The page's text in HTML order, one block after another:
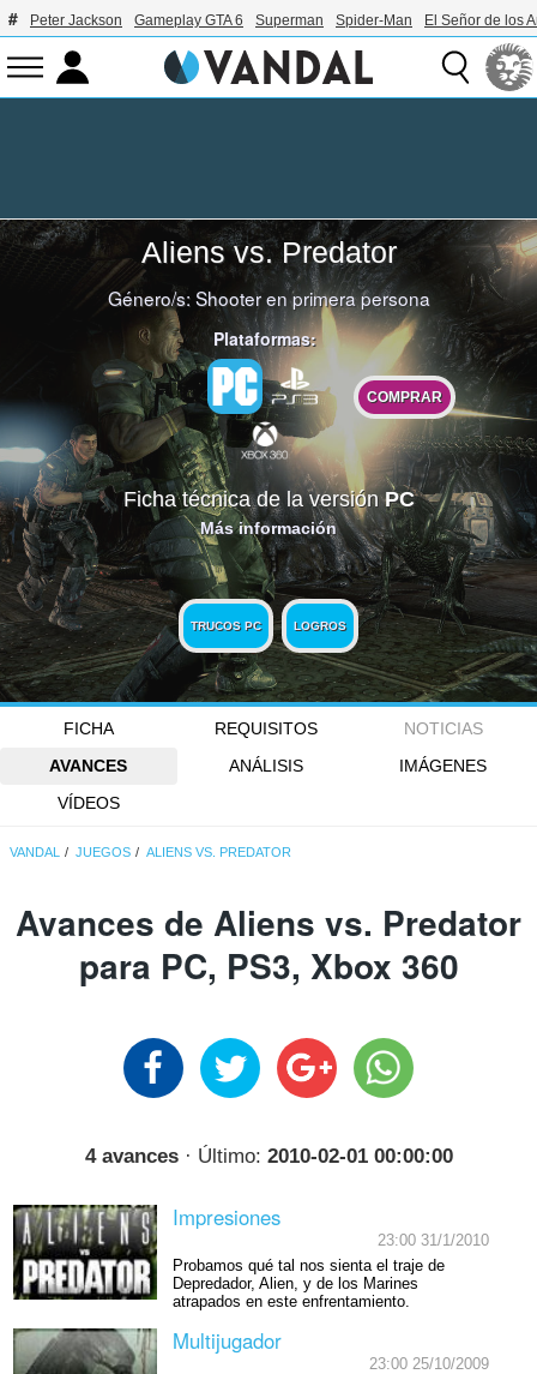
Peter Jackson Gameplay GTA 6 Superman Spider-Man El Señor de los
Aliens vs. Predator
Género/s:Shooter en primera persona
Plataformas:
COMPRAR
Ficha técnica de la versiónPC
Más información
TRUCOS PC LOGROS
FICHA REQUISITOS
NOTICIAS
AVANCES
ANÁLISIS
IMÁGENES
VÍDEOS
VANDAL JUEGOS ALIENS VS. PREDATOR
Avances de Aliens vs. Predator
para PC, PS3, Xbox 360
4 avances· Último: 2010-02-01 00:00:00
Impresiones
23:00 31/1/2010
Probamos qué tal nos sienta el traje de
Depredador, Alien, y de los Marines
atrapados en este enfrentamiento.
Multijugador
23:00 25/10/2009